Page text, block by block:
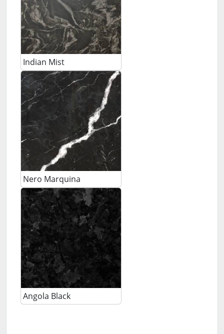
Indian Mist
Nero Marquina
Angola Black